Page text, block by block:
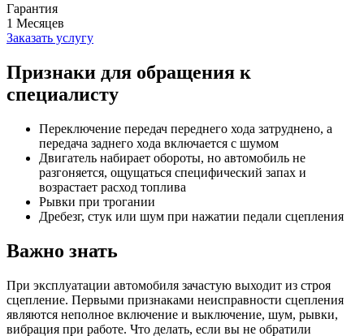
Гарантия
1 Месяцев
Заказать услугу
Признаки для обращения к
специалисту
Переключение передач переднего хода затруднено, а
передача заднего хода включается с шумом
Двигатель набирает обороты, но автомобиль не
разгоняется, ощущаться специфический запах и
возрастает расход топлива
Рывки при трогании
Дребезг, стук или шум при нажатии педали сцепления
Важно знать
При эксплуатации автомобиля зачастую выходит из строя
сцепление. Первыми признаками неисправности сцепления
являются неполное включение и выключение, шум, рывки,
вибрация при работе. Что делать, если вы не обратили